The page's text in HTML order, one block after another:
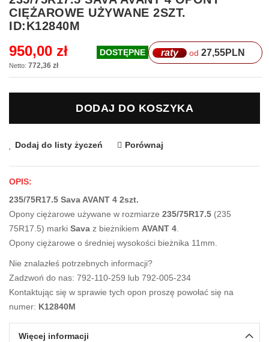
na
początek
galerii
CIĘŻAROWE UŻYWANE 2SZT.
ID:K12840M
950,00 zł
772,36 zł
DOSTĘPNE raty od 27,55PLN
DODAJ DO KOSZYKA
Dodaj do listy życzeń Porównaj
OPIS:
235/75R17.5 Sava AVANT 4 2szt.
Opony ciężarowe używane w rozmiarze 235/75R17.5 (235
75R17.5) marki Sava z bieżnikiem AVANT 4.
Opony ciężarowe o średniej wysokości bieżnika 11mm.
Nie znalazłeś potrzebnych informacji?
Zadzwoń do nas: 792-110-259 lub 792-005-234
Kontaktując się w sprawie tych opon proszę powołać się na
numer: K12840M
Więcej informacji